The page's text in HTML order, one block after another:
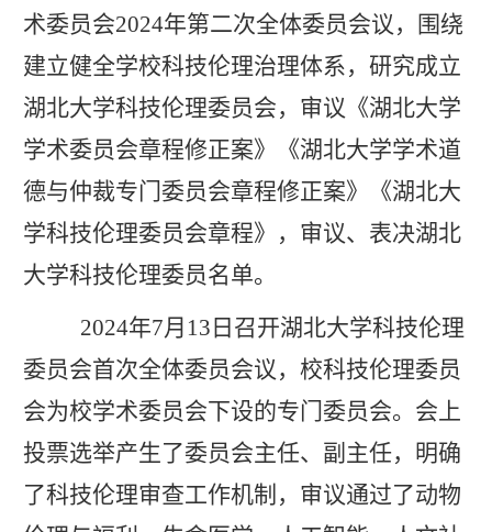
术委员会2024年第二次全体委员会议，围绕
建立健全学校科技伦理治理体系，研究成立
湖北大学科技伦理委员会，审议《湖北大学
学术委员会章程修正案》《湖北大学学术道
德与仲裁专门委员会章程修正案》《湖北大
学科技伦理委员会章程》，审议、表决湖北
大学科技伦理委员名单。
2024年7月13日召开湖北大学科技伦理
委员会首次全体委员会议，校科技伦理委员
会为校学术委员会下设的专门委员会。会上
投票选举产生了委员会主任、副主任，明确
了科技伦理审查工作机制，审议通过了动物